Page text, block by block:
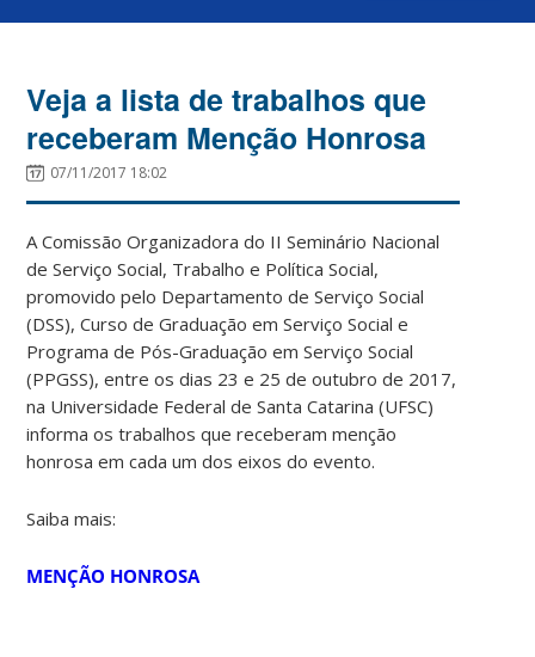
Veja a lista de trabalhos que
receberam Menção Honrosa
07/11/2017 18:02
A Comissão Organizadora do II Seminário Nacional
de Serviço Social, Trabalho e Política Social,
promovido pelo Departamento de Serviço Social
(DSS), Curso de Graduação em Serviço Social e
Programa de Pós-Graduação em Serviço Social
(PPGSS), entre os dias 23 e 25 de outubro de 2017,
na Universidade Federal de Santa Catarina (UFSC)
informa os trabalhos que receberam menção
honrosa em cada um dos eixos do evento.
Saiba mais:
MENÇÃO HONROSA